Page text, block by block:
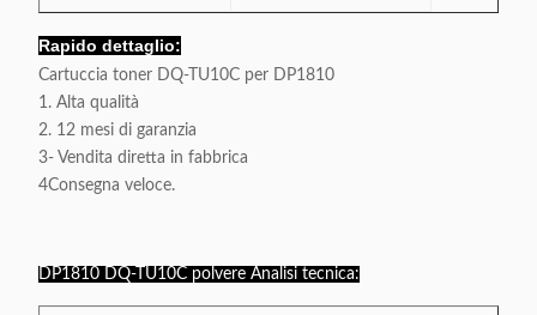
Rapido dettaglio:
Cartuccia toner DQ-TU10C per DP1810
1. Alta qualità
2. 12 mesi di garanzia
3- Vendita diretta in fabbrica
4Consegna veloce.
DP1810 DQ-TU10C polvere Analisi tecnica: